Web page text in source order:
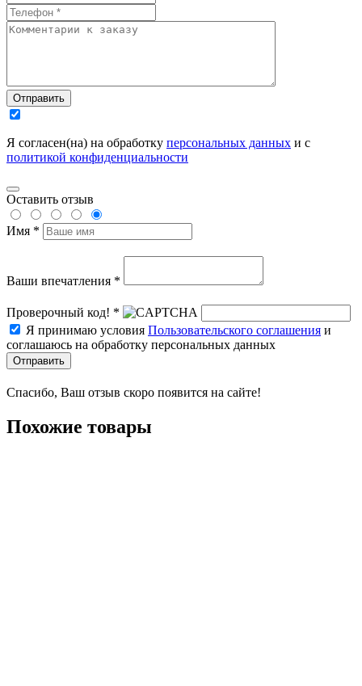
Отправить
Я согласен(на) на обработку персональных данных и с
политикой конфиденциальности
Оставить отзыв
Имя *
Ваши впечатления *
Проверочный код! *
Я принимаю условия Пользовательского соглашения и
соглашаюсь на обработку персональных данных
Отправить
Спасибо, Ваш отзыв скоро появится на сайте!
Похожие товары